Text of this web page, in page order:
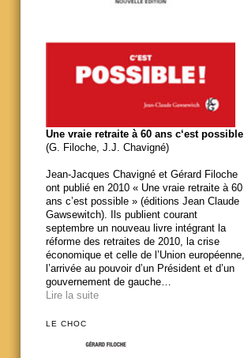
Une vraie retraite à 60 ans c‘est possible
(G. Filoche, J.J. Chavigné)
Jean-Jacques Chavigné et Gérard Filoche
ont publié en 2010 « Une vraie retraite à 60
ans c’est possible » (éditions Jean Claude
Gawsewitch). Ils publient courant
septembre un nouveau livre intégrant la
réforme des retraites de 2010, la crise
économique et celle de l’Union européenne,
l’arrivée au pouvoir d’un Président et d’un
gouvernement de gauche…
Lire la suite
LE CHOC